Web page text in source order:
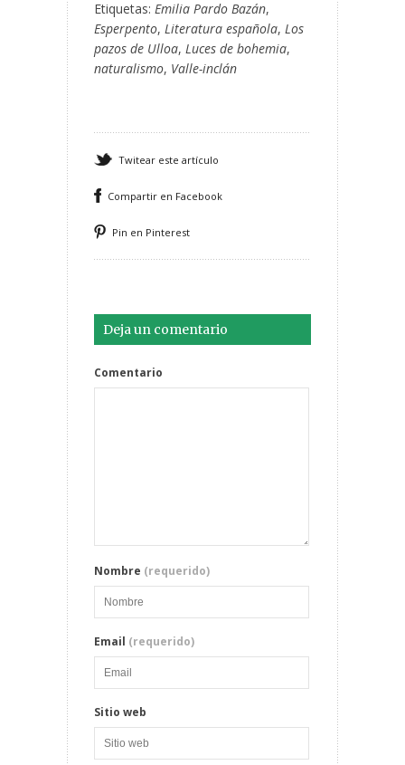
Etiquetas: Emilia Pardo Bazán,
Esperpento, Literatura española, Los
pazos de Ulloa, Luces de bohemia,
naturalismo, Valle-inclán
Twitear este artículo
Compartir en Facebook
Pin en Pinterest
Deja un comentario
Comentario
Nombre (requerido)
Email (requerido)
Sitio web